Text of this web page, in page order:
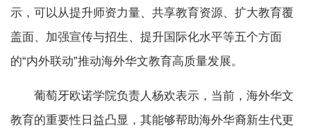
示，可以从提升师资力量、共享教育资源、扩大教育覆
盖面、加强宣传与招生、提升国际化水平等五个方面
的“内外联动”推动海外华文教育高质量发展。
葡萄牙欧诺学院负责人杨欢表示，当前，海外华文
教育的重要性日益凸显，其能够帮助海外华裔新生代更